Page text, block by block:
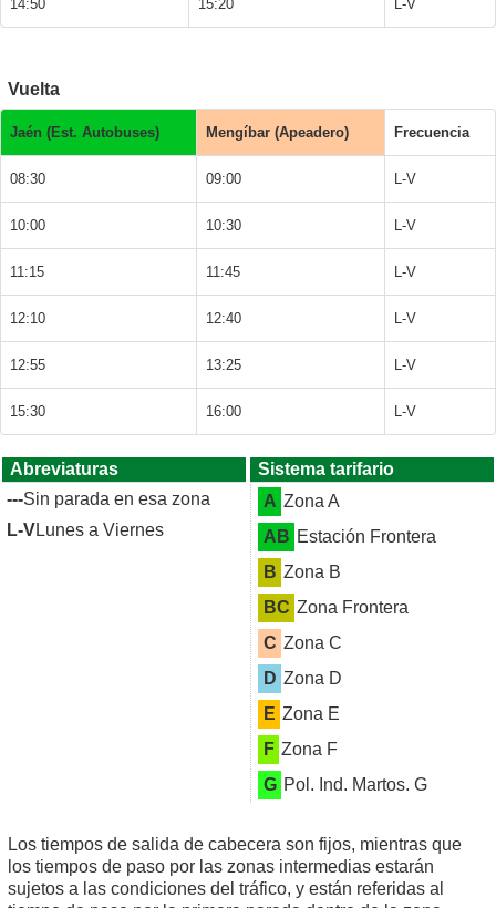
14:50 15:20 L-V
Vuelta
Jaén (Est. Autobuses) Mengíbar (Apeadero) Frecuencia
08:30 09:00 L-V
10:00 10:30 L-V
11:15 11:45 L-V
12:10 12:40 L-V
12:55 13:25 L-V
15:30 16:00 L-V
Abreviaturas
---Sin parada en esa zona
L-VLunes a Viernes
Sistema tarifario
A Zona A
AB Estación Frontera
B Zona B
BC Zona Frontera
C Zona C
D Zona D
E Zona E
F Zona F
G Pol. Ind. Martos. G
Los tiempos de salida de cabecera son fijos, mientras que
los tiempos de paso por las zonas intermedias estarán
sujetos a las condiciones del tráfico, y están referidas al